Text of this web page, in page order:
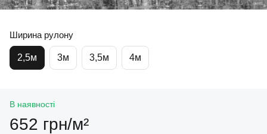
Ширина рулону
2,5м 3м 3,5м 4м
В наявності
652 грн/м²